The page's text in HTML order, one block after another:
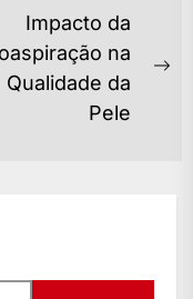
Impacto da
na
Qualidade da
Pele